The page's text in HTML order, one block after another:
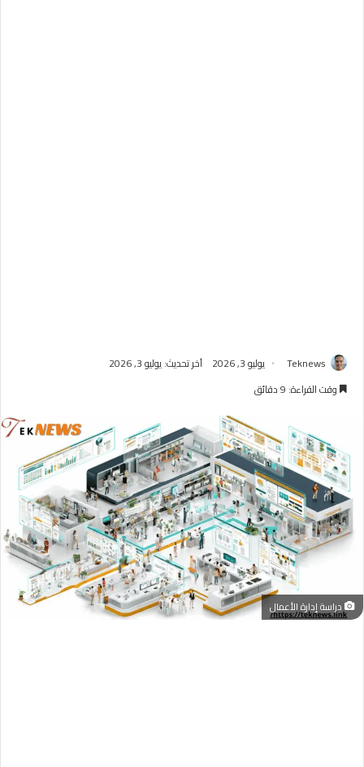
Teknews يوليو 3, 2026
آخر تحديث: يوليو 3, 2026
وقت القراءة: 9 دقائق
دراسة إدارة الأعمال